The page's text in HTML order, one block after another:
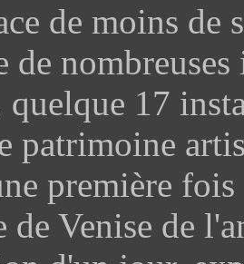
de moins de
de
quelque 17
patrimoine
première
de Venise de